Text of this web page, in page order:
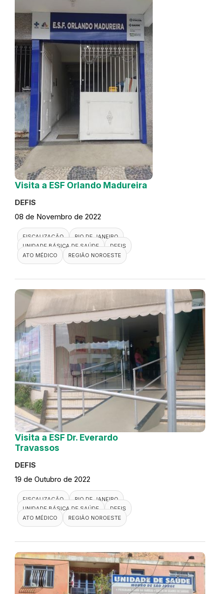
Visita a ESF Orlando Madureira
DEFIS
08 de Novembro de 2022
FISCALIZAÇÃO
RIO DE JANEIRO
UNIDADE BÁSICA DE SAÚDE
DEFIS
ATO MÉDICO
REGIÃO NOROESTE
Visita a ESF Dr. Everardo
Travassos
DEFIS
19 de Outubro de 2022
FISCALIZAÇÃO
RIO DE JANEIRO
UNIDADE BÁSICA DE SAÚDE
DEFIS
ATO MÉDICO
REGIÃO NOROESTE